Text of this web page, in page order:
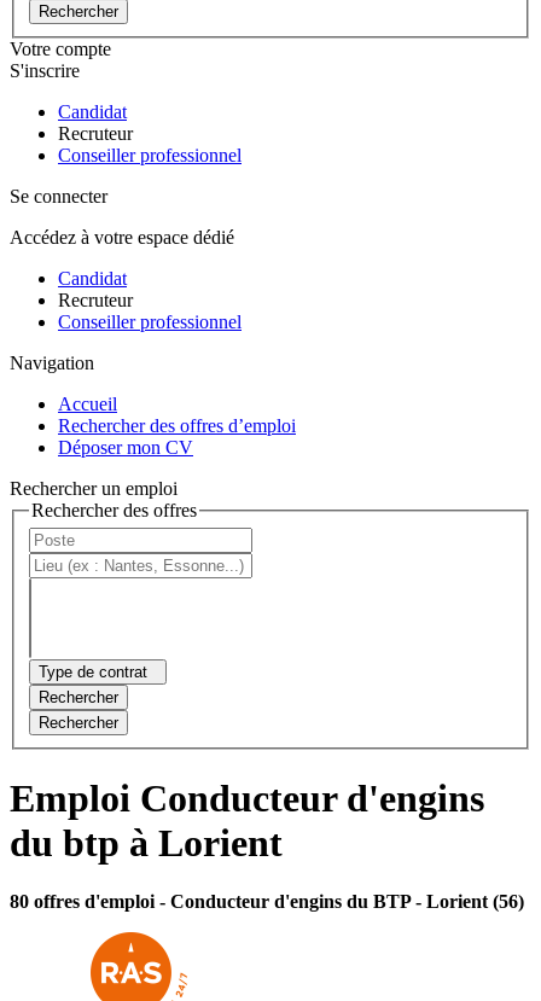
Rechercher
Votre compte
S'inscrire
Candidat
Recruteur
Conseiller professionnel
Se connecter
Accédez à votre espace dédié
Candidat
Recruteur
Conseiller professionnel
Navigation
Accueil
Rechercher des offres d’emploi
Déposer mon CV
Rechercher un emploi
Rechercher des offres
Type de contrat
Rechercher
Rechercher
Emploi Conducteur d'engins
du btp à Lorient
80 offres d'emploi - Conducteur d'engins du BTP - Lorient (56)